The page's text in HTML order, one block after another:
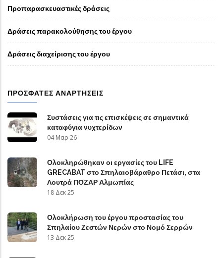
Προπαρασκευαστικές δράσεις
Δράσεις παρακολούθησης του έργου
Δράσεις διαχείρισης του έργου
ΠΡΌΣΦΑΤΕΣ ΑΝΑΡΤΉΣΕΙΣ
Συστάσεις για τις επισκέψεις σε σημαντικά
καταφύγια νυχτερίδων
04 Μαρ 26
Ολοκληρώθηκαν οι εργασίες του LIFE
GRECABAT στο Σπηλαιοβάραθρο Πετάσι, στα
Λουτρά ΠΟΖΑΡ Αλμωπίας
18 Δεκ 25
Ολοκλήρωση του έργου προστασίας του
Σπηλαίου Ζεστών Νερών στο Νομό Σερρών
13 Δεκ 25